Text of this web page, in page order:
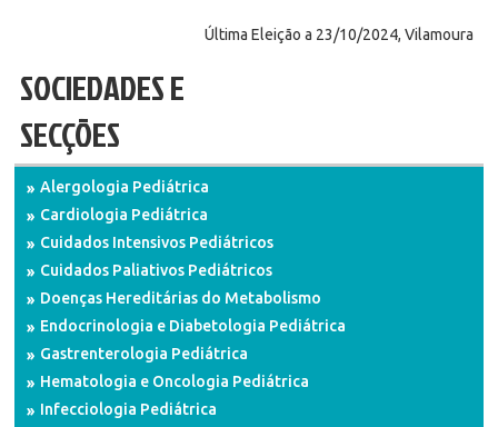
Última Eleição a 23/10/2024, Vilamoura
SOCIEDADES E
SECÇÕES
Alergologia Pediátrica
Cardiologia Pediátrica
Cuidados Intensivos Pediátricos
Cuidados Paliativos Pediátricos
Doenças Hereditárias do Metabolismo
Endocrinologia e Diabetologia Pediátrica
Gastrenterologia Pediátrica
Hematologia e Oncologia Pediátrica
Infecciologia Pediátrica